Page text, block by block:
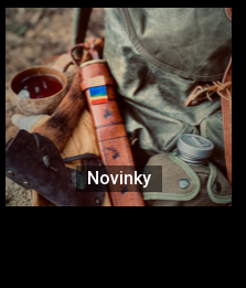
Novinky